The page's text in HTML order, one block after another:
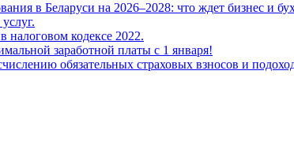
в Беларуси на 2026–2028: что ждет бизнес и
налоговом кодексе 2022.
заработной платы с 1 января!
обязательных страховых взносов и